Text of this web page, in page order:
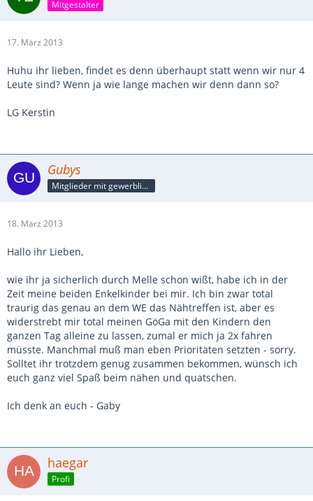
Mitgestalter
17. März 2013
Huhu ihr lieben, findet es denn überhaupt statt wenn wir nur 4
Leute sind? Wenn ja wie lange machen wir denn dann so?
LG Kerstin
Gubys
Mitglieder mit gewerblicher Verbindung, auch als Mitarbeiter/in
18. März 2013
Hallo ihr Lieben,
wie ihr ja sicherlich durch Melle schon wißt, habe ich in der
Zeit meine beiden Enkelkinder bei mir. Ich bin zwar total
traurig das genau an dem WE das Nähtreffen ist, aber es
widerstrebt mir total meinen GöGa mit den Kindern den
ganzen Tag alleine zu lassen, zumal er mich ja 2x fahren
müsste. Manchmal muß man eben Prioritäten setzten - sorry.
Solltet ihr trotzdem genug zusammen bekommen, wünsch ich
euch ganz viel Spaß beim nähen und quatschen.
Ich denk an euch - Gaby
haegar
Profi